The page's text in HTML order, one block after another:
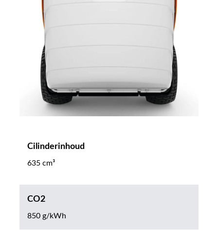
Cilinderinhoud
635 cm³
CO2
850 g/kWh